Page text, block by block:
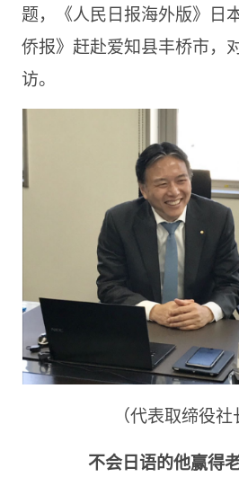
题，《人民日报海外版》日
侨报》赶赴爱知县丰桥市，
访。
（代表取缔役社
不会日语的他赢得